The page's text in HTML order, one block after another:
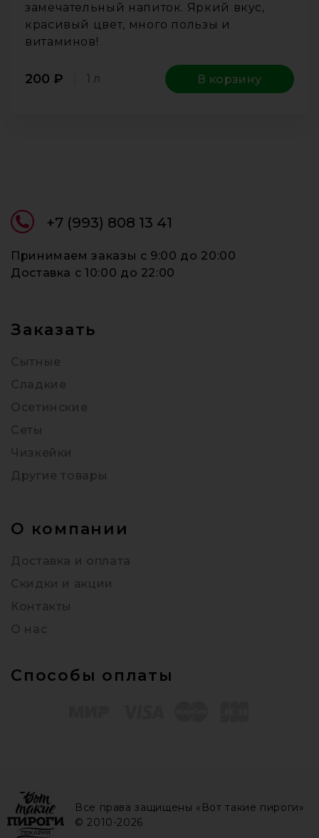
замечательный напиток. Яркий вкус,
красивый цвет, много пользы и
витаминов!
200 ₽ 1 л В корзину
+7 (993) 808 13 41
Принимаем заказы c 9:00 до 20:00
Доставка c 10:00 до 22:00
Заказать
Сытные
Сладкие
Осетинские
Сеты
Чизкейки
Другие товары
О компании
Доставка и оплата
Скидки и акции
Контакты
О нас
Способы оплаты
Все права защищены «Вот такие пироги»
© 2010-2026